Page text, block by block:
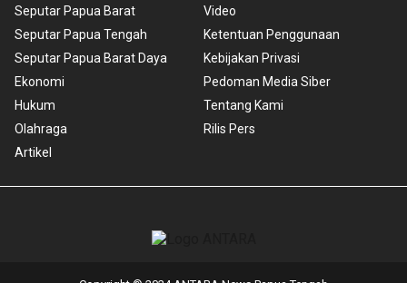
Seputar Papua Barat
Seputar Papua Tengah
Seputar Papua Barat Daya
Ekonomi
Hukum
Olahraga
Artikel
Video
Ketentuan Penggunaan
Kebijakan Privasi
Pedoman Media Siber
Tentang Kami
Rilis Pers